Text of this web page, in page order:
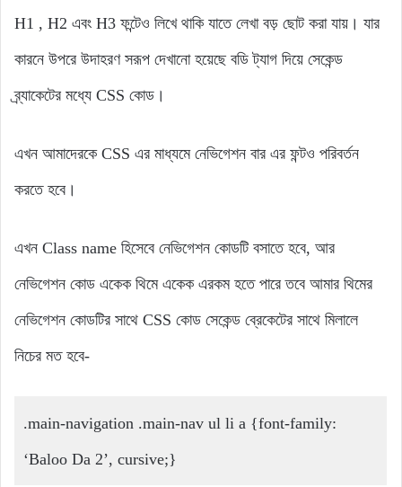
H1 , H2 এবং H3 ফন্টেও লিখে থাকি যাতে লেখা বড় ছোট করা যায়। যার
কারনে উপরে উদাহরণ সরূপ দেখানো হয়েছে বডি ট্যাগ দিয়ে সেকেন্ড
ব্র্যাকেটের মধ্যে CSS কোড।
এখন আমাদেরকে CSS এর মাধ্যমে নেভিগেশন বার এর ফন্টও পরিবর্তন
করতে হবে।
এখন Class name হিসেবে নেভিগেশন কোডটি বসাতে হবে, আর
নেভিগেশন কোড একেক থিমে একেক এরকম হতে পারে তবে আমার থিমের
নেভিগেশন কোডটির সাথে CSS কোড সেকেন্ড ব্রেকেটের সাথে মিলালে
নিচের মত হবে-
.main-navigation .main-nav ul li a {font-family:
‘Baloo Da 2’, cursive;}